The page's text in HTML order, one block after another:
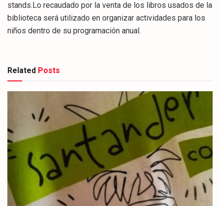
stands.Lo recaudado por la venta de los libros usados de la
biblioteca será utilizado en organizar actividades para los
niños dentro de su programación anual.
Related Posts